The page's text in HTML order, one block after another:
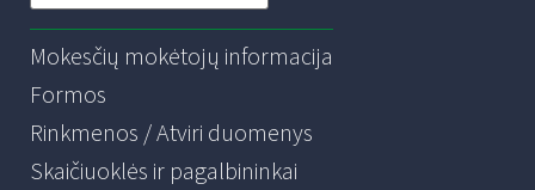
Mokesčių mokėtojų informacija
Formos
Rinkmenos / Atviri duomenys
Skaičiuoklės ir pagalbininkai